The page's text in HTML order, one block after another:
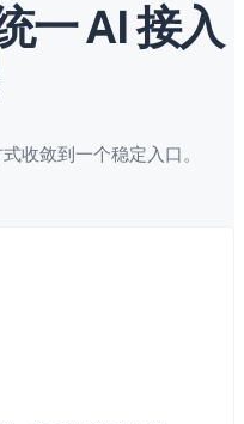
一 AI 接入
收敛到一个稳定入口。